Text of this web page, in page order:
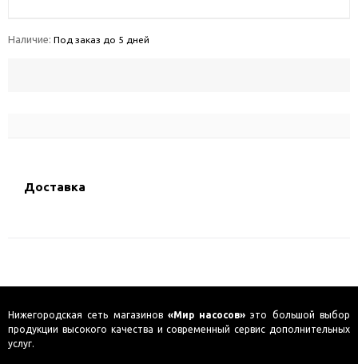
Наличие: Под заказ до 5 дней
Доставка
Нижегородская сеть магазинов «Мир насосов» это большой выбор
продукции высокого качества и современный сервис дополнительных
услуг.